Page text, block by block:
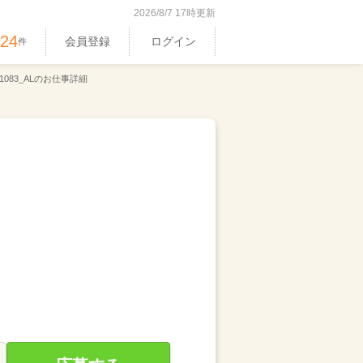
2026/8/7 17時更新
件 会員登録 ログイン
のお仕事詳細